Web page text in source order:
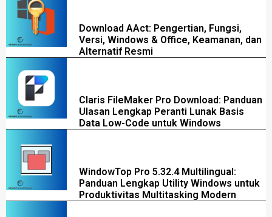
Download AAct: Pengertian, Fungsi,
Versi, Windows & Office, Keamanan, dan
Alternatif Resmi
Claris FileMaker Pro Download: Panduan
Ulasan Lengkap Peranti Lunak Basis
Data Low-Code untuk Windows
WindowTop Pro 5.32.4 Multilingual:
Panduan Lengkap Utility Windows untuk
Produktivitas Multitasking Modern